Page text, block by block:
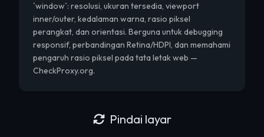
`window`: resolusi, ukuran tersedia, viewport
inner/outer, kedalaman warna, rasio piksel
perangkat, dan orientasi. Berguna untuk debugging
responsif, perbandingan Retina/HDPI, dan memahami
pengaruh rasio piksel pada tata letak web —
CheckProxy.org.
Pindai layar